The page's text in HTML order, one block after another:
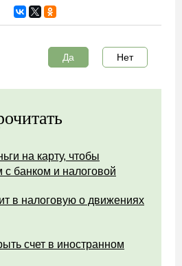
Да Нет
на карту, чтобы
с банком и налоговой
в налоговую о движениях
счет в иностранном